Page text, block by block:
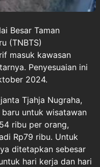
Besar Taman
(TNBTS)
masuk kawasan
Penyesuaian ini
2024.
Tjahja Nugraha,
untuk wisatawan
ribu per orang,
Rp79 ribu. Untuk
ditetapkan sebesar
hari kerja dan hari